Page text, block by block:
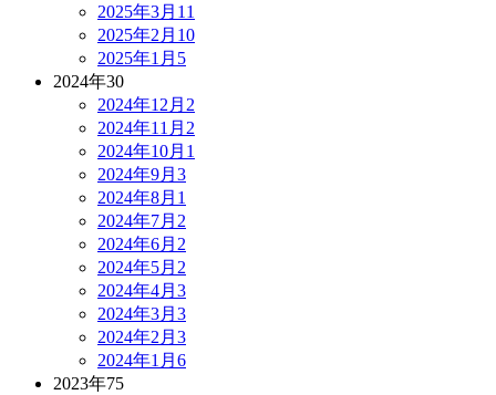
2025年3月 11
2025年2月 10
2025年1月 5
2024年30
2024年12月 2
2024年11月 2
2024年10月 1
2024年9月 3
2024年8月 1
2024年7月 2
2024年6月 2
2024年5月 2
2024年4月 3
2024年3月 3
2024年2月 3
2024年1月 6
2023年75